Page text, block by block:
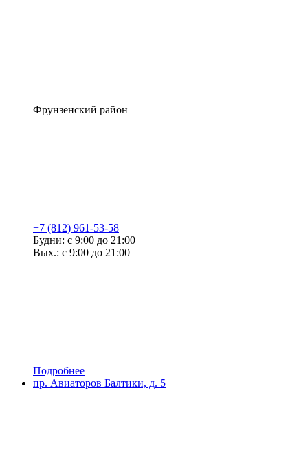
Фрунзенский район
+7 (812) 961-53-58
Будни: с 9:00 до 21:00
Вых.: с 9:00 до 21:00
Подробнее
пр. Авиаторов Балтики, д. 5